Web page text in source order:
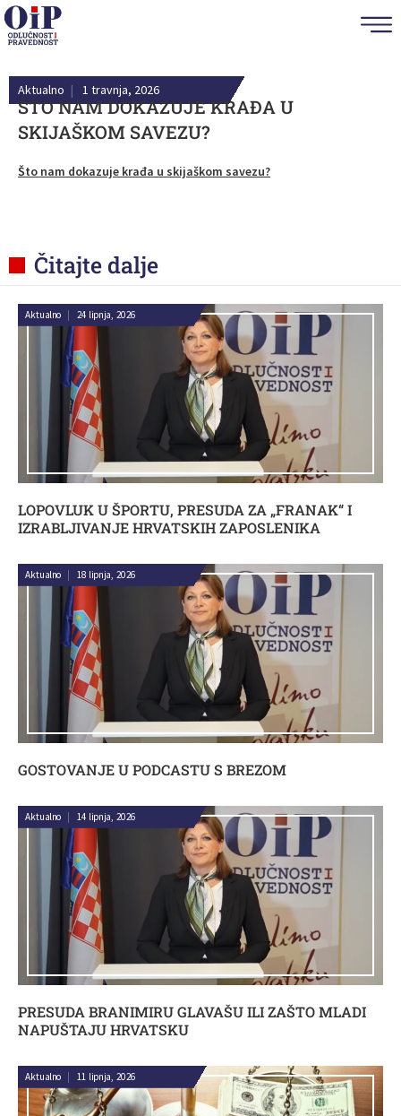
Aktualno | 1 travnja, 2026
ŠTO NAM DOKAZUJE KRAĐA U
SKIJAŠKOM SAVEZU?
Što nam dokazuje krađa u skijaškom savezu?
Čitajte dalje
LOPOVLUK U ŠPORTU, PRESUDA ZA „FRANAK“ I
IZRABLJIVANJE HRVATSKIH ZAPOSLENIKA
Aktualno | 24 lipnja, 2026
GOSTOVANJE U PODCASTU S BREZOM
Aktualno | 18 lipnja, 2026
PRESUDA BRANIMIRU GLAVAŠU ILI ZAŠTO MLADI
NAPUŠTAJU HRVATSKU
Aktualno | 14 lipnja, 2026
Aktualno | 11 lipnja, 2026